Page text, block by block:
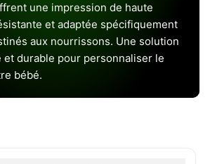
une impression de haute
et adaptée spécifiquement
aux nourrissons. Une solution
et durable pour personnaliser le
bébé.